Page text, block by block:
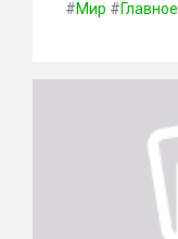
#Мир #Главное